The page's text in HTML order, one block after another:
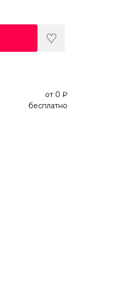
от 0 ₽
бесплатно